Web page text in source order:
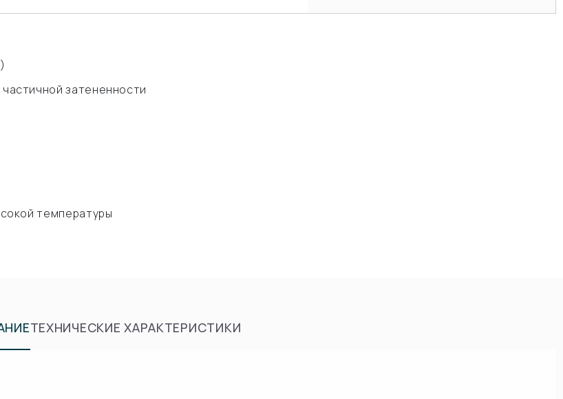
затененности
температуры
ТЕХНИЧЕСКИЕ ХАРАКТЕРИСТИКИ